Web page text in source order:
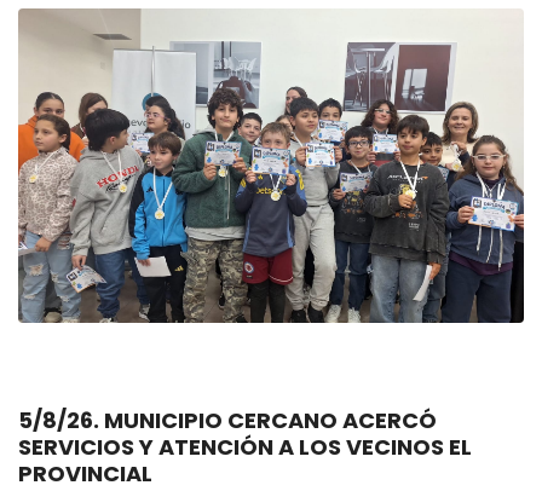
5/8/26. MUNICIPIO CERCANO ACERCÓ
SERVICIOS Y ATENCIÓN A LOS VECINOS EL
PROVINCIAL